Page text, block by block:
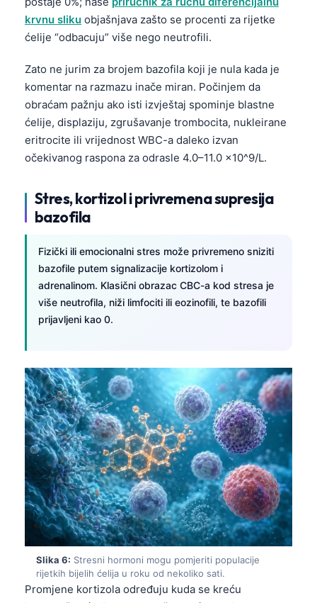
krvnu sliku objašnjava zašto se procenti za rijetke
ćelije “odbacuju” više nego neutrofili.
Zato ne jurim za brojem bazofila koji je nula kada je
komentar na razmazu inače miran. Počinjem da
obraćam pažnju ako isti izvještaj spominje blastne
ćelije, displaziju, zgrušavanje trombocita, nukleirane
eritrocite ili vrijednost WBC-a daleko izvan
očekivanog raspona za odrasle 4.0–11.0 x10^9/L.
Stres, kortizol i privremena supresija
bazofila
Fizički ili emocionalni stres može privremeno sniziti
bazofile putem signalizacije kortizolom i
adrenalinom. Klasični obrazac CBC-a kod stresa je
više neutrofila, niži limfociti ili eozinofili, te bazofili
prijavljeni kao 0.
Slika 6: Stresni hormoni mogu pomjeriti populacije
rijetkih bijelih ćelija u roku od nekoliko sati.
Promjene kortizola određuju kuda se kreću